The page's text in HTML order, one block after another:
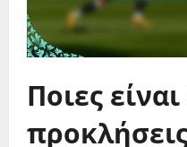
Ποιες